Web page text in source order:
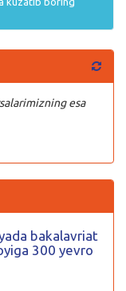
esa
bakalavriat
300 yevro